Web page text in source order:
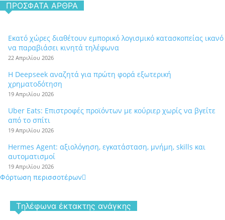
ΠΡΌΣΦΑΤΑ ΆΡΘΡΑ
Εκατό χώρες διαθέτουν εμπορικό λογισμικό κατασκοπείας ικανό
να παραβιάσει κινητά τηλέφωνα
22 Απριλίου 2026
Η Deepseek αναζητά για πρώτη φορά εξωτερική
χρηματοδότηση
19 Απριλίου 2026
Uber Eats: Επιστροφές προϊόντων με κούριερ χωρίς να βγείτε
από το σπίτι
19 Απριλίου 2026
Hermes Agent: αξιολόγηση, εγκατάσταση, μνήμη, skills και
αυτοματισμοί
19 Απριλίου 2026
Φόρτωση περισσοτέρων
Tηλέφωνα έκτακτης ανάγκης